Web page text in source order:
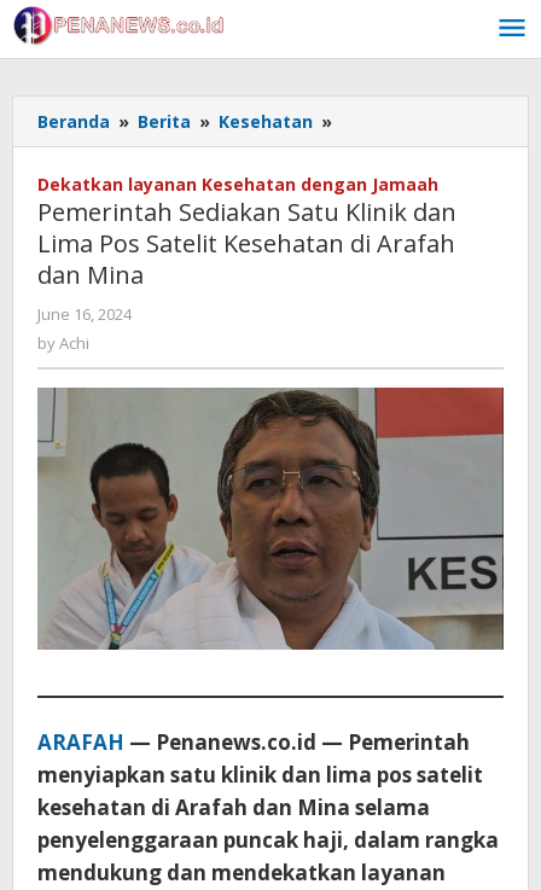
Skip
to
content
Beranda » Berita » Kesehatan »
Sediakan
Klinik
dan
Lima
Arafah
dan
Mina
Dekatkan layanan Kesehatan dengan Jamaah
Pemerintah Sediakan Satu Klinik dan
Lima Pos Satelit Kesehatan di Arafah
dan Mina
June 16, 2024
byAchi
ARAFAH — Penanews.co.id — Pemerintah
menyiapkan satu klinik dan lima pos satelit
kesehatan di Arafah dan Mina selama
penyelenggaraan puncak haji, dalam rangka
mendukung dan mendekatkan layanan